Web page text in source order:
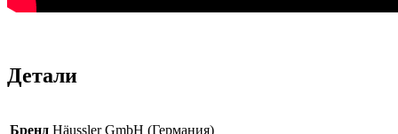
Детали
Бренд Häussler GmbH (Германия)